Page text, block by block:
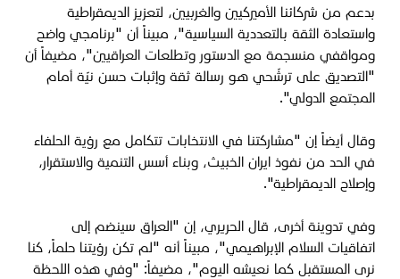
بدعم من شركائنا الأميركيين والغربيين، لتعزيز الديمقراطية
واستعادة الثقة بالتعددية السياسية"، مبيناً أن "برنامجي واضح
ومواقفي منسجمة مع الدستور وتطلعات العراقيين"، مضيفاً أن
"التصديق على ترشّحي هو رسالة ثقة وإثبات حسن نيّة أمام
المجتمع الدولي".
وقال أيضاً إن "مشاركتنا في الانتخابات تتكامل مع رؤية الحلفاء
في الحد من نفوذ ايران الخبيث، وبناء أسس التنمية والاستقرار،
وإصلاح الديمقراطية".
وفي تدوينة أخرى، قال الحريري، إن "العراق سينضم إلى
اتفاقيات السلام الإبراهيمي"، مبيناً أنه "لم تكن رؤيتنا حلماً، كنا
نرى المستقبل كما نعيشه اليوم"، مضيفاً: "وفي هذه اللحظة